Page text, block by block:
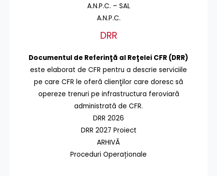
A.N.P.C. – SAL
A.N.P.C.
DRR
Documentul de Referinţă al Reţelei CFR (DRR)
este elaborat de CFR pentru a descrie serviciile
pe care CFR le oferă clienţilor care doresc să
opereze trenuri pe infrastructura feroviară
administrată de CFR.
DRR 2026
DRR 2027 Proiect
ARHIVĂ
Proceduri Operaționale